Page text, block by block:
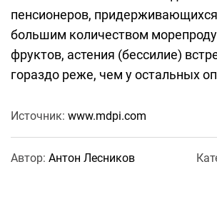
пенсионеров,
большим количеством
фруктов, астения (бессилие)
гораздо реже, чем у остальных
Источник: www.mdpi.com
Автор: Антон Лесников